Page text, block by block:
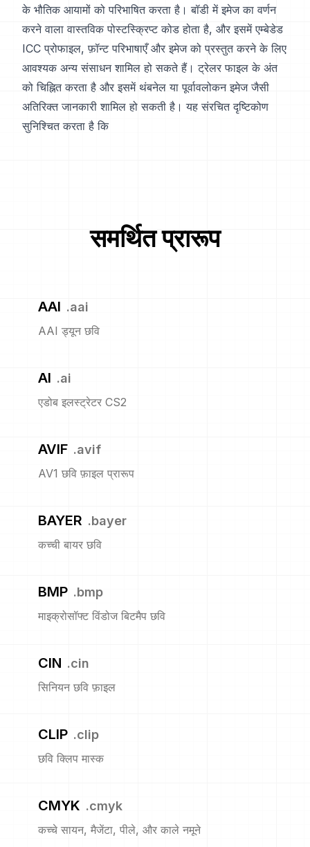
के भौतिक आयामों को परिभाषित करता है। बॉडी में इमेज का वर्णन
करने वाला वास्तविक पोस्टस्क्रिप्ट कोड होता है, और इसमें एम्बेडेड
ICC प्रोफाइल, फ़ॉन्ट परिभाषाएँ और इमेज को प्रस्तुत करने के लिए
आवश्यक अन्य संसाधन शामिल हो सकते हैं। ट्रेलर फाइल के अंत
को चिह्नित करता है और इसमें थंबनेल या पूर्वावलोकन इमेज जैसी
अतिरिक्त जानकारी शामिल हो सकती है। यह संरचित दृष्टिकोण
सुनिश्चित करता है कि
समर्थित प्रारूप
AAI .aai
AAI ड्यून छवि
AI .ai
एडोब इलस्ट्रेटर CS2
AVIF .avif
AV1 छवि फ़ाइल प्रारूप
BAYER .bayer
कच्ची बायर छवि
BMP .bmp
माइक्रोसॉफ्ट विंडोज बिटमैप छवि
CIN .cin
सिनियन छवि फ़ाइल
CLIP .clip
छवि क्लिप मास्क
CMYK .cmyk
कच्चे सायन, मैजेंटा, पीले, और काले नमूने